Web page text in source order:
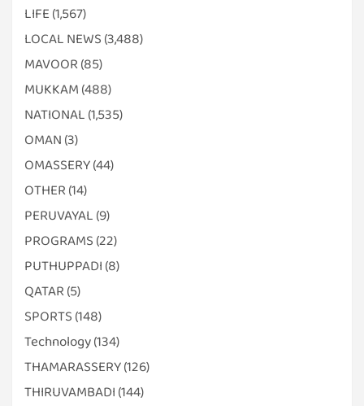
LIFE (1,567)
LOCAL NEWS (3,488)
MAVOOR (85)
MUKKAM (488)
NATIONAL (1,535)
OMAN (3)
OMASSERY(44)
OTHER (14)
PERUVAYAL (9)
PROGRAMS (22)
PUTHUPPADI (8)
QATAR (5)
SPORTS (148)
Technology(134)
THAMARASSERY(126)
THIRUVAMBADI (144)